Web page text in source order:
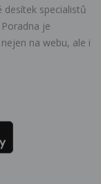
desítek specialistů
je
na webu, ale i